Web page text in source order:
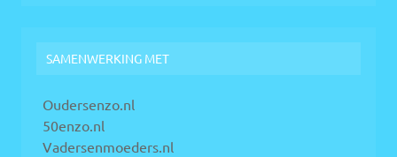
SAMENWERKING MET
Oudersenzo.nl
50enzo.nl
Vadersenmoeders.nl